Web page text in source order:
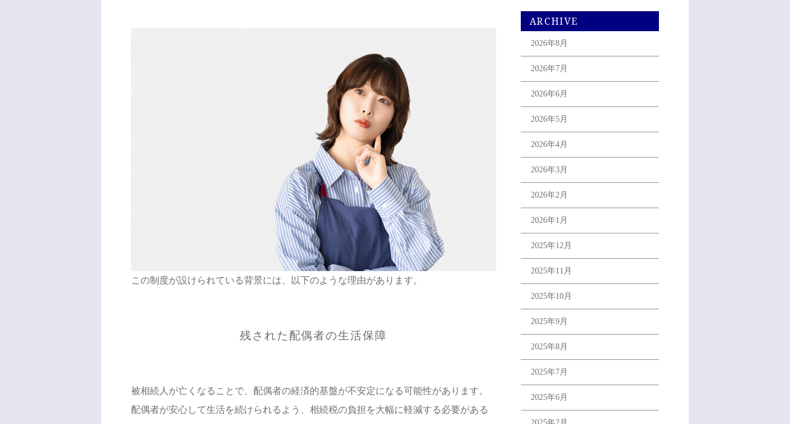
この制度が設けられている背景には、以下のような理由があります。
残された配偶者の生活保障
被相続人が亡くなることで、配偶者の経済的基盤が不安定になる可能性があります。
配偶者が安心して生活を続けられるよう、相続税の負担を大幅に軽減する必要がある
ARCHIVE
2026年8月
2026年7月
2026年6月
2026年5月
2026年4月
2026年3月
2026年2月
2026年1月
2025年12月
2025年11月
2025年10月
2025年9月
2025年8月
2025年7月
2025年6月